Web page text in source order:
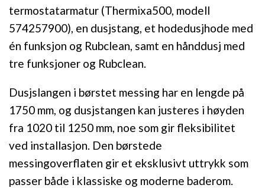
termostatarmatur (Thermixa500, modell
574257900), en dusjstang, et hodedusjhode med
én funksjon og Rubclean, samt en hånddusj med
tre funksjoner og Rubclean.
Dusjslangen i børstet messing har en lengde på
1750 mm, og dusjstangen kan justeres i høyden
fra 1020 til 1250 mm, noe som gir fleksibilitet
ved installasjon. Den børstede
messingoverflaten gir et eksklusivt uttrykk som
passer både i klassiske og moderne baderom.